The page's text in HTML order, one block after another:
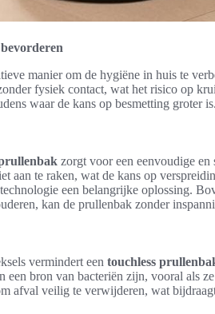
manier om de hygiëne in huis te
fysiek contact, wat het risico op
waar de kans op besmetting groter is.
zorgt voor een eenvoudige
aan te raken, wat de kans op
een belangrijke oplossing.
kan de prullenbak zonder
vermindert een touchless
een bron van bacteriën zijn, vooral als
afval veilig te verwijderen, wat